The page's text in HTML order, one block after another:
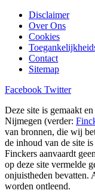
Disclaimer
Over Ons
Cookies
Contact
Sitemap
Facebook Twitter
Deze site is gemaakt
Nijmegen (verder:
van bronnen, die wij
de inhoud van de site
Finckers aanvaardt
op deze site vermelde
onjuistheden bevatten.
worden ontleend.